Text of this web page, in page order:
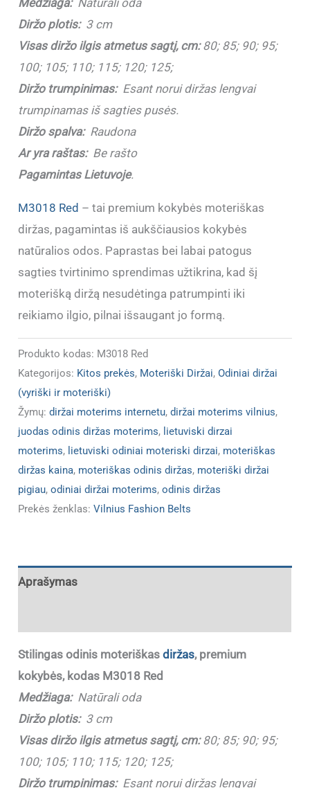
Diržo plotis:3 cm
Visas diržo ilgis atmetus sagtį, cm:80; 85; 90; 95;
100; 105; 110; 115; 120; 125;
Diržo trumpinimas:Esant norui diržas lengvai
trumpinamas iš sagties pusės.
Diržo spalva:Raudona
Ar yra raštas:Be rašto
Pagamintas Lietuvoje.
M3018 Red – tai premium kokybės moteriškas
diržas, pagamintas iš aukščiausios kokybės
natūralios odos. Paprastas bei labai patogus
sagties tvirtinimo sprendimas užtikrina, kad šį
moterišką diržą nesudėtinga patrumpinti iki
reikiamo ilgio, pilnai išsaugant jo formą.
Produkto kodas: M3018 Red
Kategorijos: Kitos prekės, Moteriški Diržai,Odiniai diržai
(vyriški ir moteriški)
Žymų:diržai moterims internetu,diržai moterims vilnius,
juodas odinis diržas moterims, lietuviski dirzai
moterims, lietuviski odiniai moteriski dirzai, moteriškas
diržas kaina, moteriškas odinis diržas, moteriški diržai
pigiau,odiniai diržai moterims,odinis diržas
Prekės ženklas:Vilnius Fashion Belts
Aprašymas
Stilingas odinis moteriškasdiržas, premium
kokybės, kodas M3018 Red
Medžiaga: Natūrali oda
Diržo plotis:3 cm
Visas diržo ilgis atmetus sagtį, cm:80; 85; 90; 95;
100; 105; 110; 115; 120; 125;
Diržo trumpinimas:Esant norui diržas lengvai